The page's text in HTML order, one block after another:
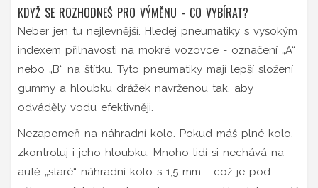
KDYŽ SE ROZHODNEŠ PRO VÝMĚNU - CO VYBÍRAT?
Neber jen tu nejlevnější. Hledej pneumatiky s vysokým
indexem přilnavosti na mokré vozovce - označení „A“
nebo „B“ na štítku. Tyto pneumatiky mají lepší složení
gummy a hloubku drážek navrženou tak, aby
odváděly vodu efektivněji.
Nezapomeň na náhradní kolo. Pokud máš plné kolo,
zkontroluj i jeho hloubku. Mnoho lidí si nechává na
autě „staré“ náhradní kolo s 1,5 mm - což je pod